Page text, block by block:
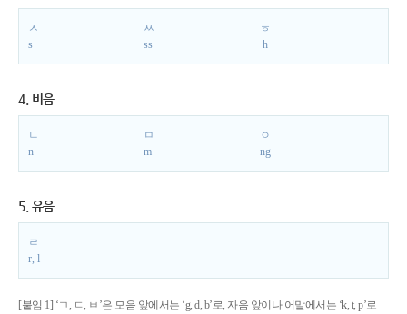
ㅅ
s
ㅆ
ss
ㅎ
h
4. 비음
ㄴ
n
ㅁ
m
ㅇ
ng
5. 유음
ㄹ
r, l
[붙임 1] ‘ㄱ, ㄷ, ㅂ’은 모음 앞에서는 ‘g, d, b’로, 자음 앞이나 어말에서는 ‘k, t, p’로